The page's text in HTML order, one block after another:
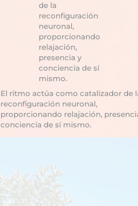
de la
reconfiguración
neuronal,
proporcionando
relajación,
presencia y
conciencia de sí
mismo.
El ritmo actúa como catalizador de
reconfiguración neuronal,
proporcionando relajación,
conciencia de sí mismo.